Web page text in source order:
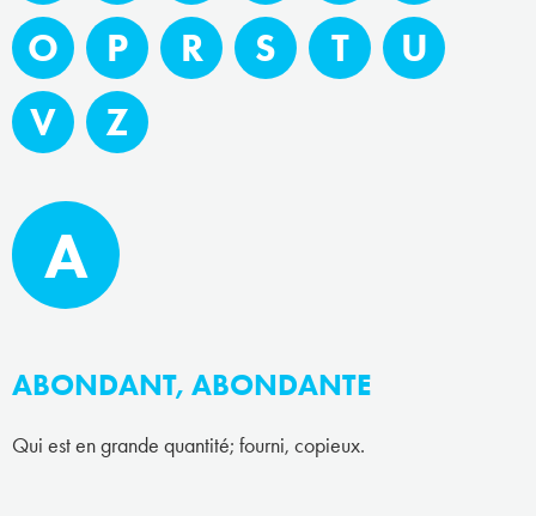
O
P R S T
U
V
Z
A
ABONDANT, ABONDANTE
Qui est en grande quantité; fourni, copieux.